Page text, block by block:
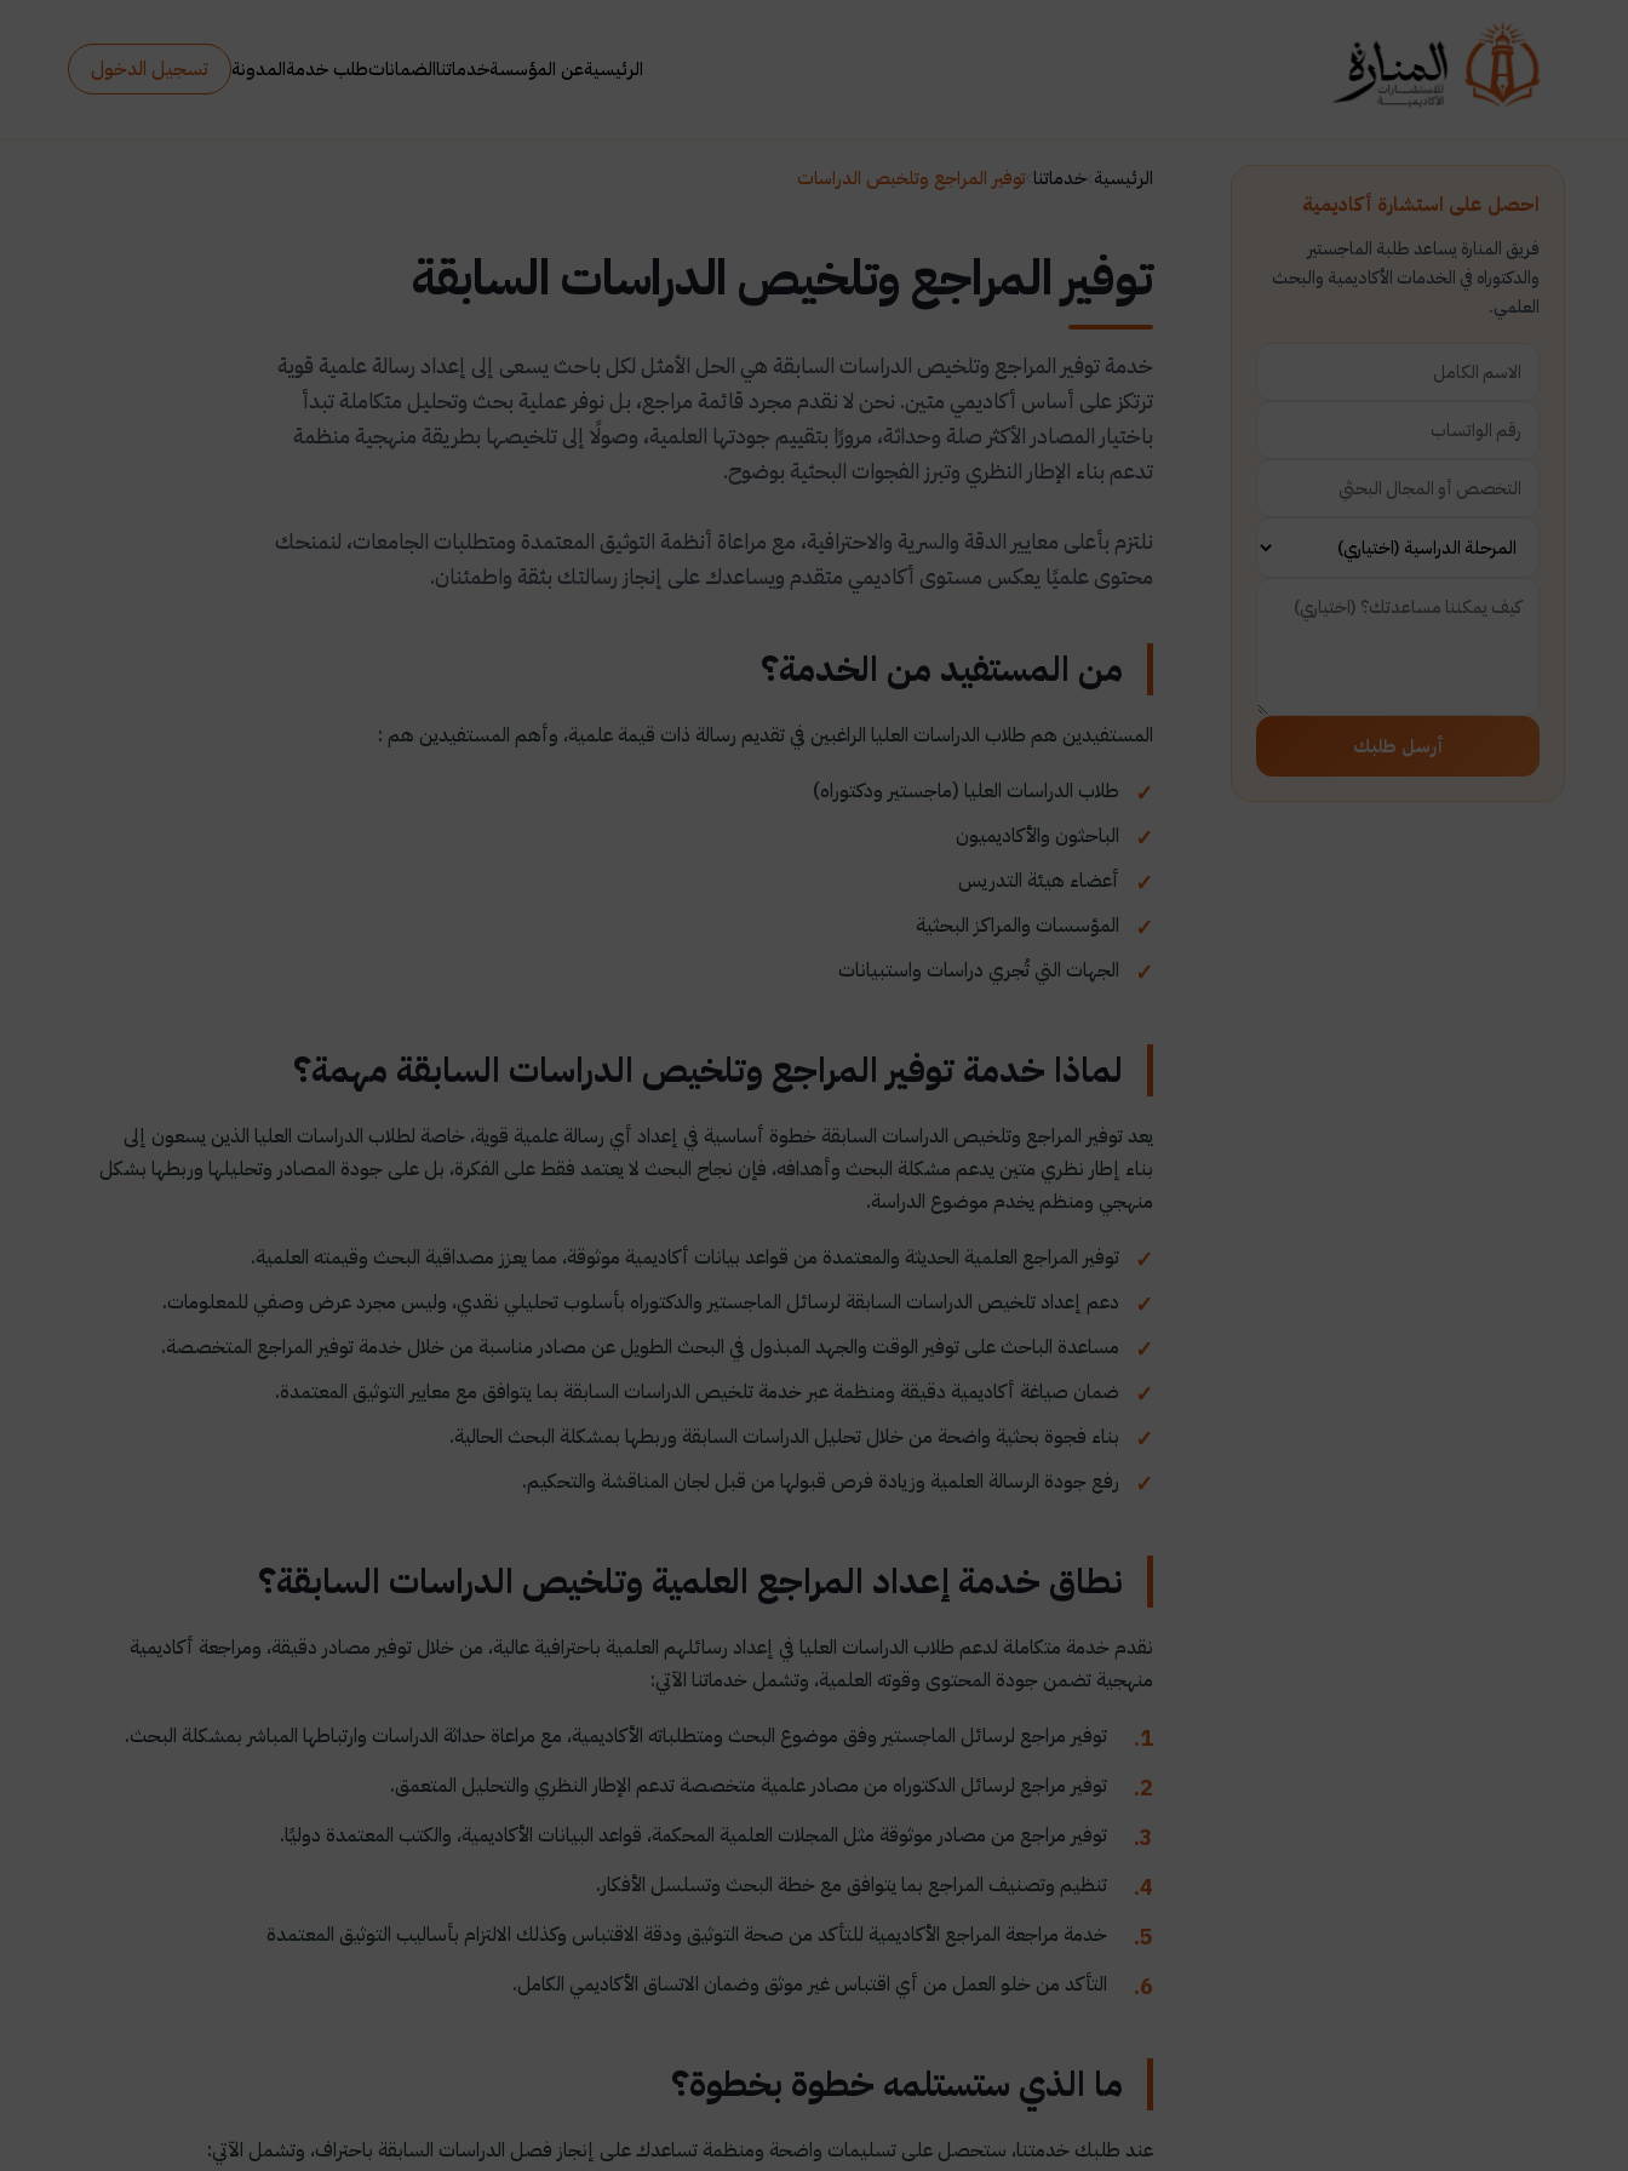
الرئيسيةعن المؤسسةخدماتناالضماناتطلب خدمةالمدونة تسجيل الدخول
احصل على استشارة أكاديمية
فريق المنارة يساعد طلبة الماجستير
والدكتوراه في الخدمات الأكاديمية والبحث
العلمي.
أرسل طلبك
الرئيسية خدماتنا توفير المراجع وتلخيص الدراسات
توفير المراجع وتلخيص الدراسات السابقة
خدمة توفير المراجع وتلخيص الدراسات السابقة هي الحل الأمثل لكل باحث يسعى إلى إعداد رسالة علمية قوية
ترتكز على أساس أكاديمي متين. نحن لا نقدم مجرد قائمة مراجع، بل نوفر عملية بحث وتحليل متكاملة تبدأ
باختيار المصادر الأكثر صلة وحداثة، مرورًا بتقييم جودتها العلمية، وصولًا إلى تلخيصها بطريقة منهجية منظمة
تدعم بناء الإطار النظري وتبرز الفجوات البحثية بوضوح.
نلتزم بأعلى معايير الدقة والسرية والاحترافية، مع مراعاة أنظمة التوثيق المعتمدة ومتطلبات الجامعات، لنمنحك
محتوى علميًا يعكس مستوى أكاديمي متقدم ويساعدك على إنجاز رسالتك بثقة واطمئنان.
من المستفيد من الخدمة؟
المستفيدين هم طلاب الدراسات العليا الراغبين في تقديم رسالة ذات قيمة علمية، وأهم المستفيدين هم :
طلاب الدراسات العليا (ماجستير ودكتوراه)
الباحثون والأكاديميون
أعضاء هيئة التدريس
المؤسسات والمراكز البحثية
الجهات التي تُجري دراسات واستبيانات
لماذا خدمة توفير المراجع وتلخيص الدراسات السابقة مهمة؟
يعد توفير المراجع وتلخيص الدراسات السابقة خطوة أساسية في إعداد أي رسالة علمية قوية، خاصة لطلاب الدراسات العليا الذين يسعون إلى
بناء إطار نظري متين يدعم مشكلة البحث وأهدافه، فإن نجاح البحث لا يعتمد فقط على الفكرة، بل على جودة المصادر وتحليلها وربطها بشكل
منهجي ومنظم يخدم موضوع الدراسة.
توفير المراجع العلمية الحديثة والمعتمدة من قواعد بيانات أكاديمية موثوقة، مما يعزز مصداقية البحث وقيمته العلمية.
دعم إعداد تلخيص الدراسات السابقة لرسائل الماجستير والدكتوراه بأسلوب تحليلي نقدي، وليس مجرد عرض وصفي للمعلومات.
مساعدة الباحث على توفير الوقت والجهد المبذول في البحث الطويل عن مصادر مناسبة من خلال خدمة توفير المراجع المتخصصة.
ضمان صياغة أكاديمية دقيقة ومنظمة عبر خدمة تلخيص الدراسات السابقة بما يتوافق مع معايير التوثيق المعتمدة.
بناء فجوة بحثية واضحة من خلال تحليل الدراسات السابقة وربطها بمشكلة البحث الحالية.
رفع جودة الرسالة العلمية وزيادة فرص قبولها من قبل لجان المناقشة والتحكيم.
نطاق خدمة إعداد المراجع العلمية وتلخيص الدراسات السابقة؟
نقدم خدمة متكاملة لدعم طلاب الدراسات العليا في إعداد رسائلهم العلمية باحترافية عالية، من خلال توفير مصادر دقيقة، ومراجعة أكاديمية
منهجية تضمن جودة المحتوى وقوته العلمية، وتشمل خدماتنا الآتي:
توفير مراجع لرسائل الماجستير وفق موضوع البحث ومتطلباته الأكاديمية، مع مراعاة حداثة الدراسات وارتباطها المباشر بمشكلة البحث.
توفير مراجع لرسائل الدكتوراه من مصادر علمية متخصصة تدعم الإطار النظري والتحليل المتعمق.
توفير مراجع من مصادر موثوقة مثل المجلات العلمية المحكمة، قواعد البيانات الأكاديمية، والكتب المعتمدة دوليًا.
تنظيم وتصنيف المراجع بما يتوافق مع خطة البحث وتسلسل الأفكار.
خدمة مراجعة المراجع الأكاديمية للتأكد من صحة التوثيق ودقة الاقتباس وكذلك الالتزام بأساليب التوثيق المعتمدة
التأكد من خلو العمل من أي اقتباس غير موثق وضمان الاتساق الأكاديمي الكامل.
ما الذي ستستلمه خطوة بخطوة؟
عند طلبك خدمتنا، ستحصل على تسليمات واضحة ومنظمة تساعدك على إنجاز فصل الدراسات السابقة باحتراف، وتشمل الآتي: